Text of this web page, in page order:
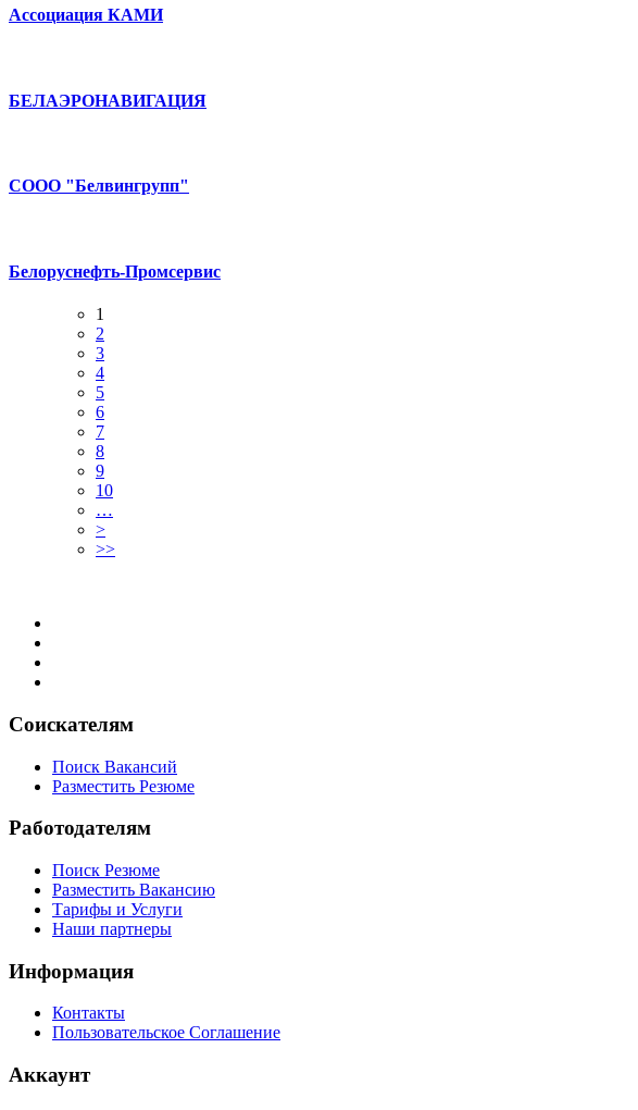
Ассоциация КАМИ
БЕЛАЭРОНАВИГАЦИЯ
СООО "Белвингрупп"
Белоруснефть-Промсервис
1
2
3
4
5
6
7
8
9
10
…
>
>>
Соискателям
Поиск Вакансий
Разместить Резюме
Работодателям
Поиск Резюме
Разместить Вакансию
Тарифы и Услуги
Наши партнеры
Информация
Контакты
Пользовательское Соглашение
Аккаунт